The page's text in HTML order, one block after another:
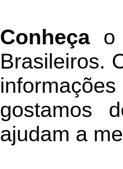
Conheçao
Brasileiros.
gostamos
ajudam a